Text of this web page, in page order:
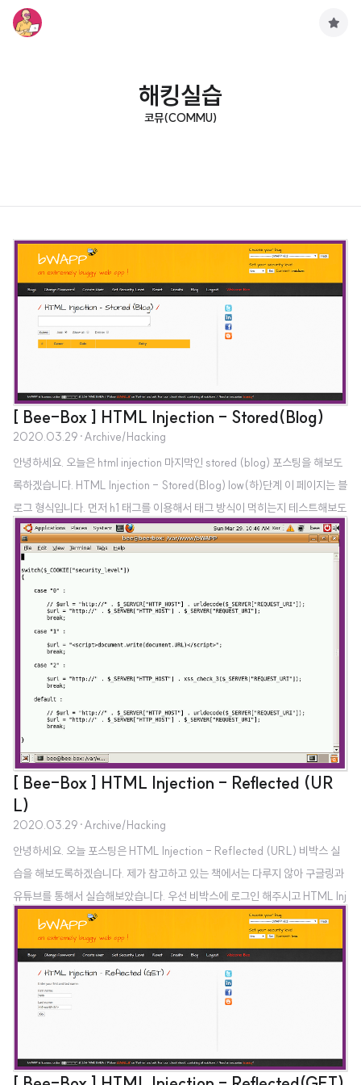
해킹실습
코뮤(COMMU)
[ Bee-Box ] HTML Injection - Stored(Blog)
2020.03.29 ·Archive/Hacking
안녕하세요. 오늘은 html injection 마지막인 stored (blog) 포스팅을 해보도
록하겠습니다. HTML Injection - Stored(Blog) low(하)단계 이 페이지는 블
로그 형식입니다. 먼저 h1 태그를 이용해서 태그 방식이 먹히는지 테스트해보도
록하겠습니다. submit을 눌러 입력합니다. 이렇게 태그가 제대로 인식되는 것
을 확인할 수 있습니다. 조금 더 응용해볼까요? 비박스의 다른 페이지를 개발자
도구를 이용해서 따오도록하겠습니다. 참고로 크롬에서 개발자도구를 사용하
려면 F12 키를 누르면 됩니다. 태그를 넣어보도록 하겠습니다. 제대로 넣어진
것을 확인 할 수 있습니다. 만약 저기에 폼태그를 만들어놓고 submit 버튼도 넣
는다면, 사용자가 입력한 값이 공격자가 원하는 곳으로 보..
[ Bee-Box ] HTML Injection - Reflected (UR
L)
2020.03.29 ·Archive/Hacking
안녕하세요. 오늘 포스팅은 HTML Injection - Reflected (URL) 비박스 실
습을 해보도록하겠습니다. 제가 참고하고 있는 책에서는 다루지 않아 구글링과
유튜브를 통해서 실습해보았습니다. 우선 비박스에 로그인 해주시고 HTML Inj
ection - Reflected (URL)에 접속해주세요. 그리고 잘 모르겠으니까 비박스
에서 htmli_current_url.php 라는 파일을 찾아 읽어봅시다. 설정된 난이도에
따라서 출력이 달라지는 것을 알 수 있습니다. 아래쪽의 코드를 더 살펴보니 url
이라는 변수를 건드리면 성공일 것 같네요. 실습해보도록 하겠습니다. HTML I
njection Reflected (URL) - low(하)단계 여기서 버프스위트를 켜주고 새로
구